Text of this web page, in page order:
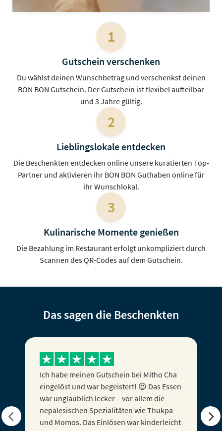
1
Gutschein verschenken
Du wählst deinen Wunschbetrag und verschenkst deinen
BON BON Gutschein. Der Gutschein ist flexibel aufteilbar
und 3 Jahre gültig.
2
Lieblingslokale entdecken
Die Beschenkten entdecken online unsere kuratierten Top-
Partner und aktivieren ihr BON BON Guthaben online für
ihr Wunschlokal.
3
Kulinarische Momente genießen
Die Bezahlung im Restaurant erfolgt unkompliziert durch
Scannen des QR-Codes auf dem Gutschein.
Das sagen die Beschenkten
Ich habe meinen Gutschein als Geschenk
zum Firmenjubiläum bekommen und war
ihn nun gestern einlösen, alles hat prima
und ohne Probleme geklappt! Ich kann es
nur weiterempfehlen! :D